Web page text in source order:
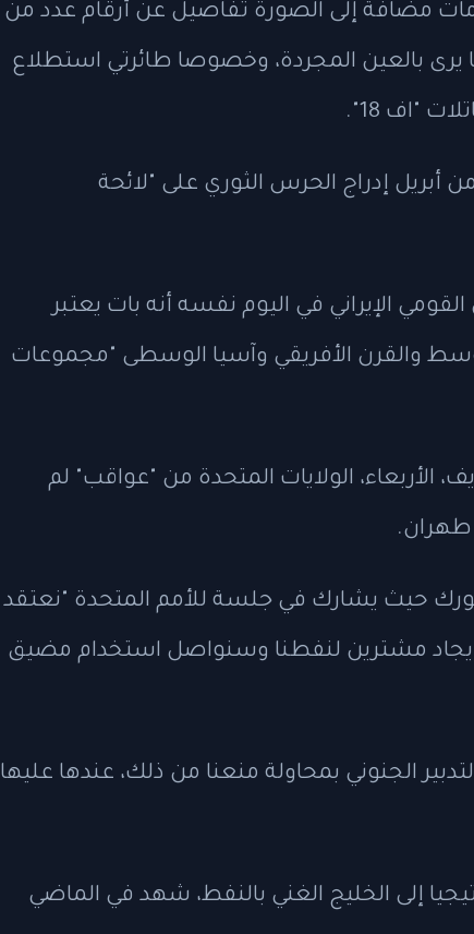
مضافة إلى الصورة تفاصيل عن أرقام عدد من
يرى بالعين المجردة، وخصوصا طائرتي استطلاع
"اف 18".
أبريل إدراج الحرس الثوري على "لائحة
الإيراني في اليوم نفسه أنه بات يعتبر
والقرن الأفريقي وآسيا الوسطى "مجموعات
الأربعاء، الولايات المتحدة من "عواقب" لم
طهران.
حيث يشارك في جلسة للأمم المتحدة "نعتقد
مشترين لنفطنا وسنواصل استخدام مضيق
الجنوني بمحاولة منعنا من ذلك، عندها عليها
إلى الخليج الغني بالنفط، شهد في الماضي